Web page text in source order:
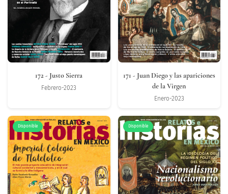
172- Justo Sierra
Febrero-2023
171 - Juan Diego y las apariciones
de la Virgen
Enero-2023
Disponible Disponible